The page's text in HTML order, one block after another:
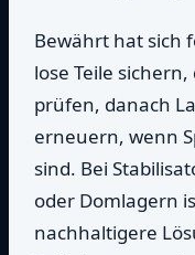
Bewährt hat sich
lose Teile
prüfen, danach
erneuern, wenn
sind. Bei
oder Domlagern
nachhaltigere